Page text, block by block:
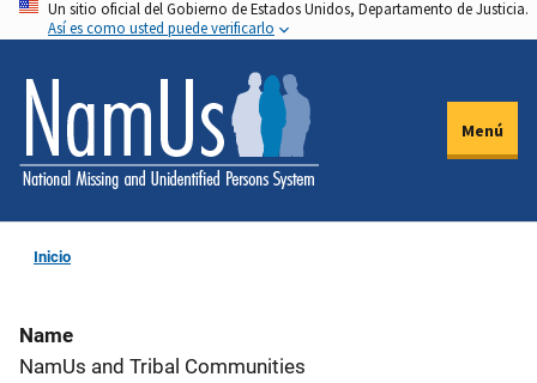
Pasar
al
contenido
principal
Un sitio oficial del Gobierno de Estados Unidos, Departamento de Justicia.
Así es como usted puede verificarlo
Menú
Inicio
Name
NamUs and Tribal Communities